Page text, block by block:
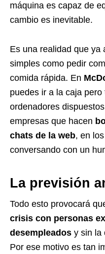
máquina es capaz de
cambio es inevitable.
Es una realidad que ya
simples como pedir
comida rápida. En
puedes ir a la caja
ordenadores
empresas que hacen
chats de la web, en
conversando con un
La previsión
Todo esto provocará
crisis con personas
desempleados y sin la
Por ese motivo es tan